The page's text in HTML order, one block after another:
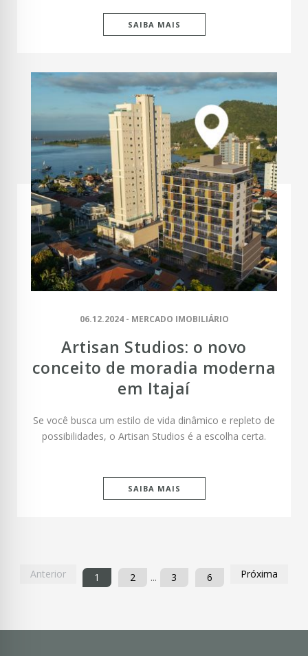
SAIBA MAIS
06.12.2024 - MERCADO IMOBILIÁRIO
Artisan Studios: o novo
conceito de moradia moderna
em Itajaí
Se você busca um estilo de vida dinâmico e repleto de
possibilidades, o Artisan Studios é a escolha certa.
SAIBA MAIS
Anterior 1 2 ... 3 6 Próxima